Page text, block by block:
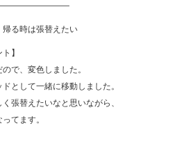
帰る時は張替えたい
】
で、変色しました。
として一緒に移動しました。
張替えたいなと思いながら、
てます。